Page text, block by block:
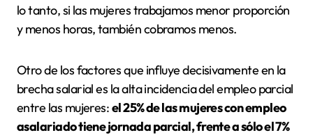
lo tanto, si las mujeres trabajamos menor proporción
y menos horas, también cobramos menos.
Otro de los factores que influye decisivamente en la
brecha salarial es la alta incidencia del empleo parcial
entre las mujeres:el 25% de las mujeres con empleo
asalariado tiene jornada parcial, frente a sólo el 7%